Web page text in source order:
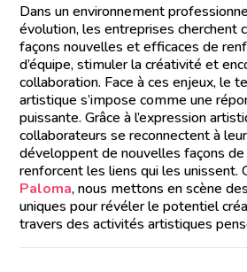
Dans un environnement
évolution, les entreprises cherchent
façons nouvelles et efficaces de
d’équipe, stimuler la créativité et
collaboration. Face à ces enjeux, le
artistique s’impose comme une
puissante. Grâce à l’expression
collaborateurs se reconnectent à
développent de nouvelles façons
renforcent les liens qui les unissent.
Paloma, nous mettons en scène
uniques pour révéler le potentiel
travers des activités artistiques